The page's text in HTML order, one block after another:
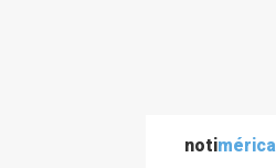
notimérica